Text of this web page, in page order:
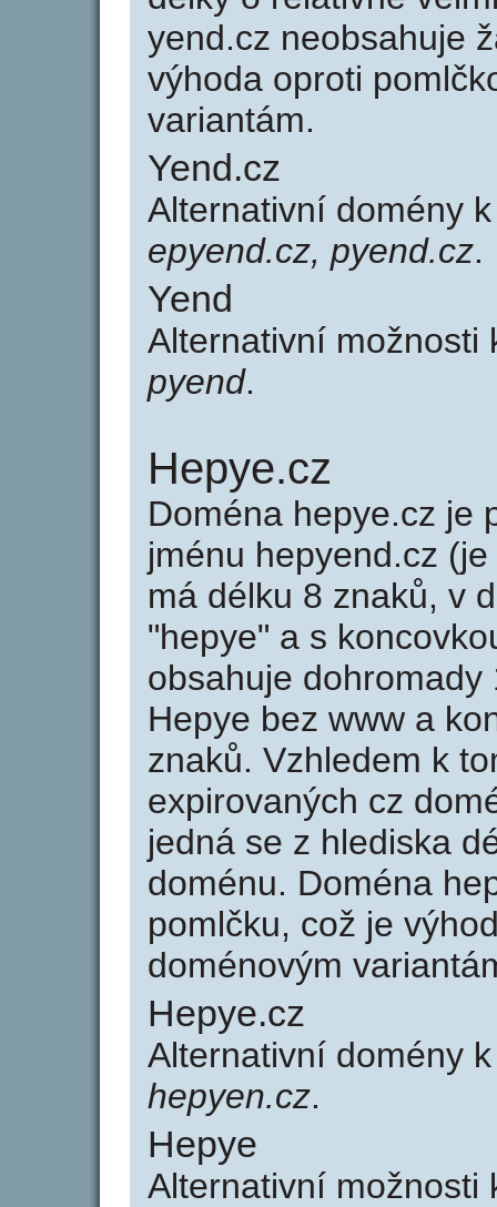
yend.cz neobsahuje
výhoda oproti
variantám.
Yend.cz
Alternativní domény
epyend.cz, pyend.cz.
Yend
Alternativní
pyend.
Hepye.cz
Doména hepye.cz je
jménu hepyend.cz
má délku 8 znaků, v
"hepye" a s
obsahuje
Hepye bez www a
znaků. Vzhledem k
expirovaných cz
jedná se z hlediska
doménu. Doména
pomlčku, což je
doménovým
Hepye.cz
Alternativní domény
hepyen.cz.
Hepye
Alternativní